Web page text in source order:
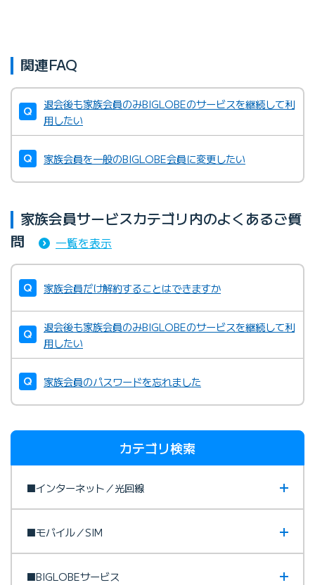
関連FAQ
退会後も家族会員のみBIGLOBEのサービスを継続して利
用したい
家族会員を一般のBIGLOBE会員に変更したい
家族会員サービスカテゴリ内のよくあるご質
問
一覧を表示
家族会員だけ解約することはできますか
退会後も家族会員のみBIGLOBEのサービスを継続して利
用したい
家族会員のパスワードを忘れました
カテゴリ検索
■インターネット／光回線
■モバイル／SIM
■BIGLOBEサービス